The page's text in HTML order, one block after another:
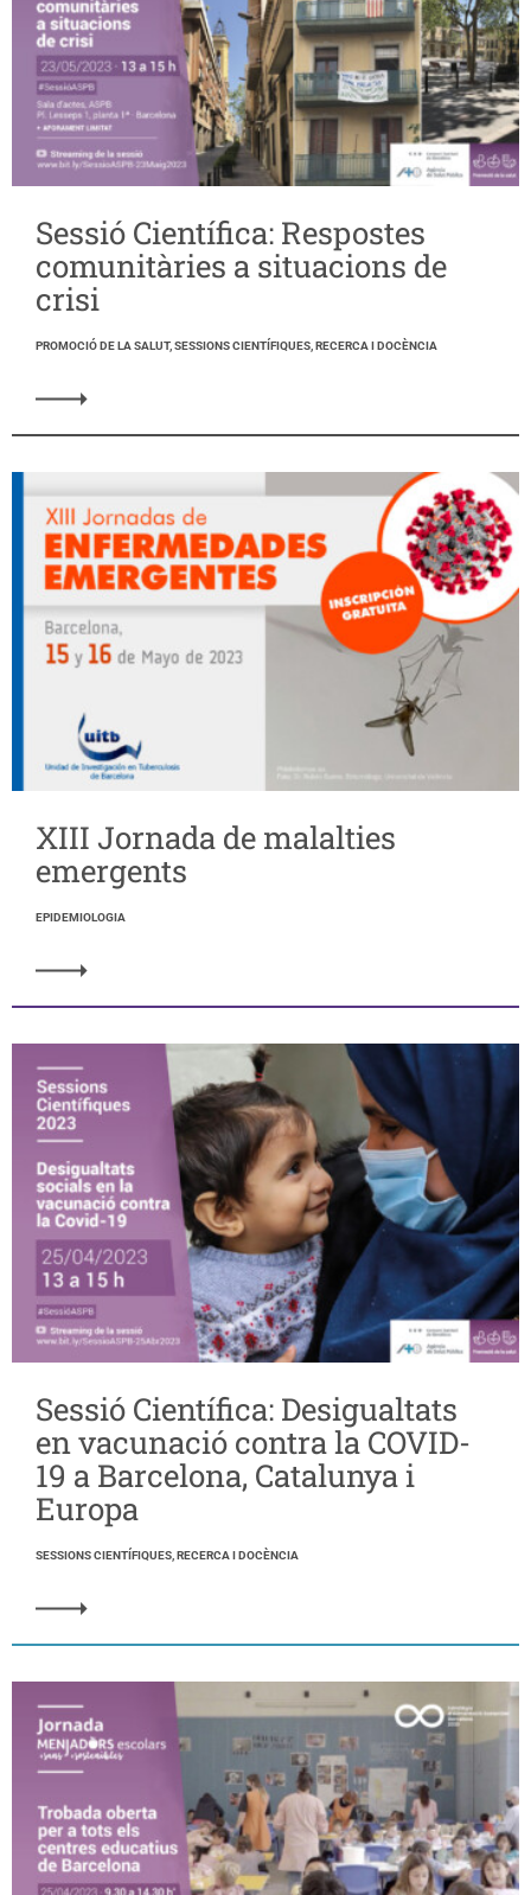
Sessió Científica: Respostes
comunitàries a situacions de
crisi
PROMOCIÓ DE LA SALUT, SESSIONS CIENTÍFIQUES, RECERCA I DOCÈNCIA
XIII Jornada de malalties
emergents
EPIDEMIOLOGIA
Sessió Científica: Desigualtats
en vacunació contra la COVID-
19 a Barcelona, Catalunya i
Europa
SESSIONS CIENTÍFIQUES, RECERCA I DOCÈNCIA